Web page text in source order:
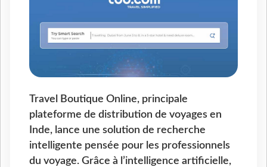
Travel Boutique Online, principale
plateforme de distribution de voyages en
Inde, lance une solution de recherche
intelligente pensée pour les professionnels
du voyage. Grâce à l’intelligence artificielle,